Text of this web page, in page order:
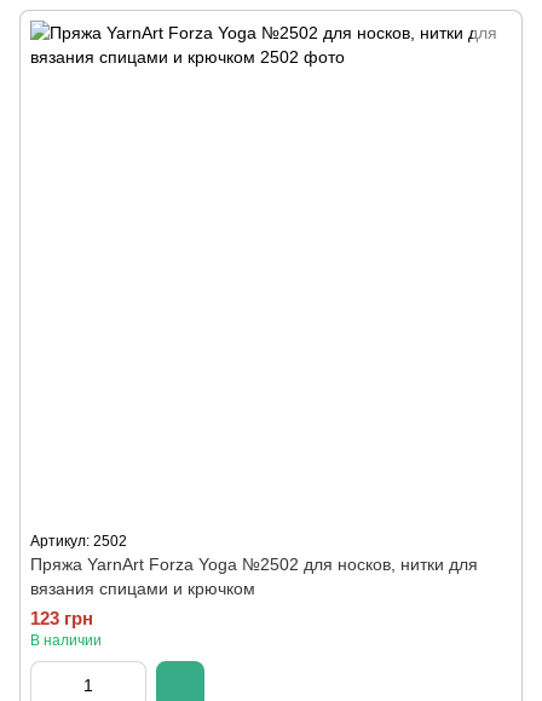
Артикул: 2502
Пряжа YarnArt Forza Yoga №2502 для носков, нитки для
вязания спицами и крючком
123 грн
В наличии